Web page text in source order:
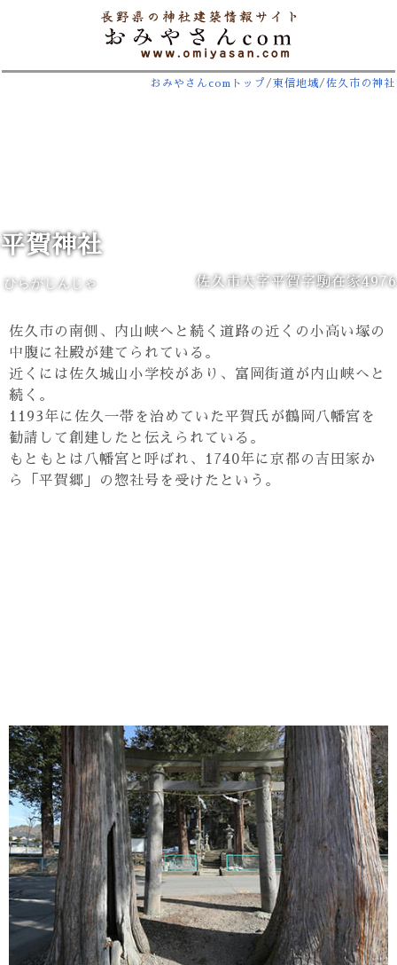
おみやさんcomトップ /東信地域/佐久市の神社
平賀神社
ひらがじんじゃ 佐久市大字平賀字駒在家4976
佐久市の南側、内山峡へと続く道路の近くの小高い塚の
中腹に社殿が建てられている。
近くには佐久城山小学校があり、富岡街道が内山峡へと
続く。
1193年に佐久一帯を治めていた平賀氏が鶴岡八幡宮を
勧請して創建したと伝えられている。
もともとは八幡宮と呼ばれ、1740年に京都の吉田家か
ら「平賀郷」の惣社号を受けたという。